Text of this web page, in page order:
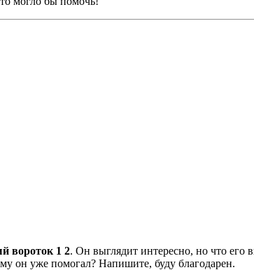
вороток 1 2. Он выглядит интереснo, но что его
он уже помогал? Напишите, буду благодарен.